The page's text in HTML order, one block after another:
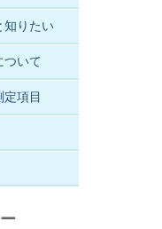
知りたい
ついて
項目